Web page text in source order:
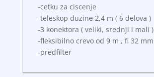
-cetku za ciscenje
-teleskop duzine 2,4 m ( 6 delova )
-3 konektora ( veliki, srednji i mali )
-fleksibilno crevo od 9 m , fi 32 mm
-predfilter